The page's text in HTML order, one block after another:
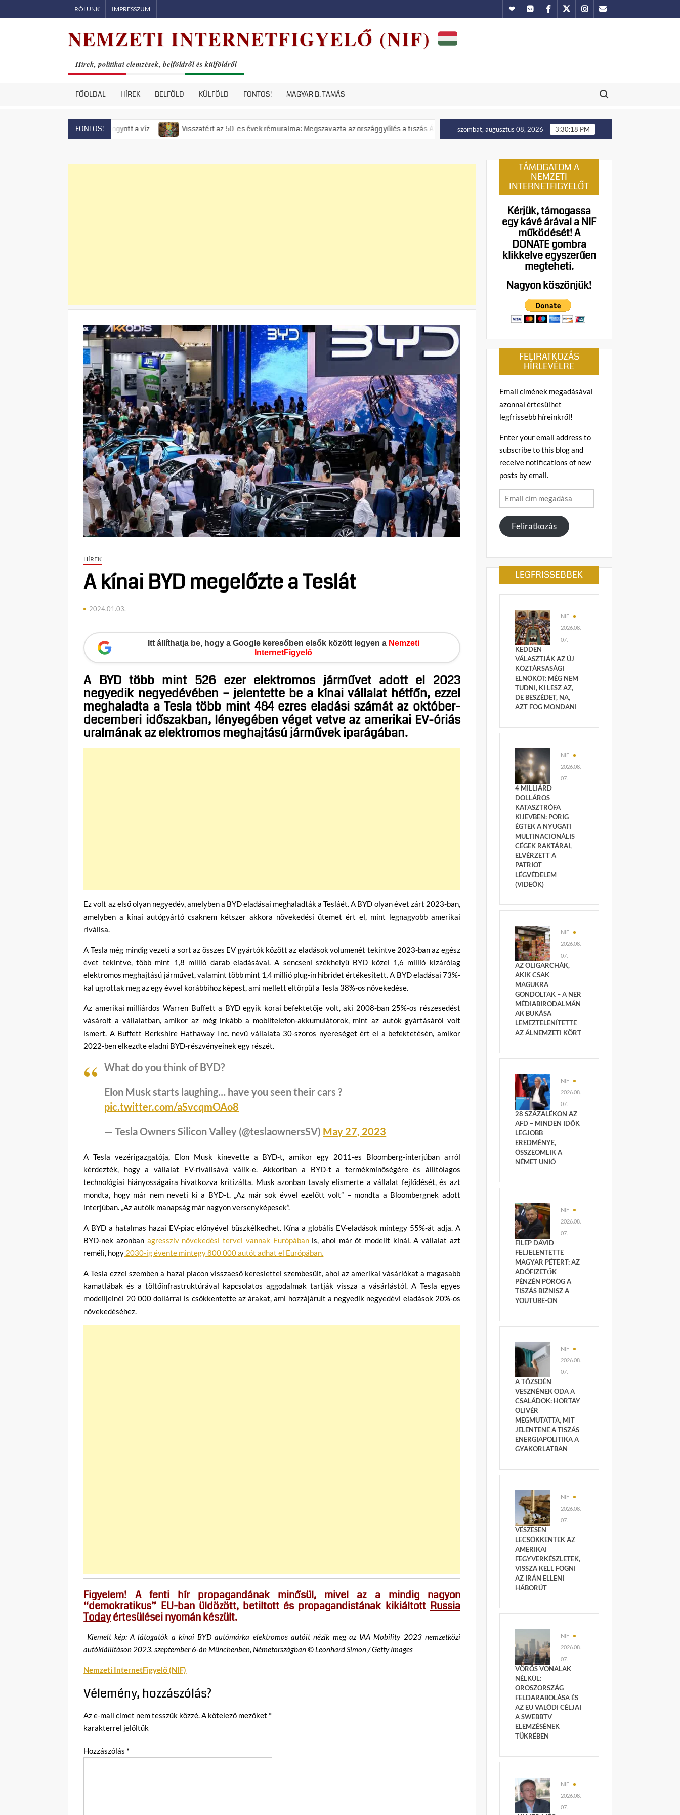
to
RÓLUNK IMPRESSZUM HundubVkontakte
Facebook
TwitterInstagram
Email
NEMZETI INTERNETFIGYELŐ (NIF)
Hírek, politikai elemzések, belföldről és külföldről
FŐOLDAL HÍREK BELFÖLD KÜLFÖLD FONTOS! MAGYAR B. TAMÁS
Search for:
FONTOS!
már el is fogyott a víz Visszatért az 50-es évek rémuralma: Megszavazta az országgyűlés a tiszás ÁVH felállítását! Putyin: Ukrajna nyugati területei előbb-utóbb visszakerülnek
szombat, augusztus 08, 2026 3:30:19 PM
HÍREK
A kínai BYD megelőzte a Teslát
2024.01.03.
Itt állíthatja be, hogy a Google keresőben elsők között legyen a Nemzeti
InternetFigyelő
A BYD több mint 526 ezer elektromos járművet adott el 2023
negyedik negyedévében – jelentette be a kínai vállalat hétfőn, ezzel
meghaladta a Tesla több mint 484 ezres eladási számát az október-
decemberi időszakban, lényegében véget vetve az amerikai EV-óriás
uralmának az elektromos meghajtású járművek iparágában.
Ez volt az első olyan negyedév, amelyben a BYD eladásai meghaladták a Tesláét. A BYD olyan évet zárt 2023-ban,
amelyben a kínai autógyártó csaknem kétszer akkora növekedési ütemet ért el, mint legnagyobb amerikai
riválisa.
A Tesla még mindig vezeti a sort az összes EV gyártók között az eladások volumenét tekintve 2023-ban az egész
évet tekintve, több mint 1,8 millió darab eladásával. A sencseni székhelyű BYD közel 1,6 millió kizárólag
elektromos meghajtású járművet, valamint több mint 1,4 millió plug-in hibridet értékesített. A BYD eladásai 73%-
kal ugrottak meg az egy évvel korábbihoz képest, ami mellett eltörpül a Tesla 38%-os növekedése.
Az amerikai milliárdos Warren Buffett a BYD egyik korai befektetője volt, aki 2008-ban 25%-os részesedést
vásárolt a vállalatban, amikor az még inkább a mobiltelefon-akkumulátorok, mint az autók gyártásáról volt
ismert. A Buffett Berkshire Hathaway Inc. nevű vállalata 30-szoros nyereséget ért el a befektetésén, amikor
2022-ben elkezdte eladni BYD-részvényeinek egy részét.
What do you think of BYD?
Elon Musk starts laughing… have you seen their cars ?
pic.twitter.com/aSvcqmOAo8
— Tesla Owners Silicon Valley (@teslaownersSV) May 27, 2023
A Tesla vezérigazgatója, Elon Musk kinevette a BYD-t, amikor egy 2011-es Bloomberg-interjúban arról
kérdezték, hogy a vállalat EV-riválisává válik-e. Akkoriban a BYD-t a termékminőségére és állítólagos
technológiai hiányosságaira hivatkozva kritizálta. Musk azonban tavaly elismerte a vállalat fejlődését, és azt
mondta, hogy már nem neveti ki a BYD-t. „Az már sok évvel ezelőtt volt” – mondta a Bloombergnek adott
interjúban. „Az autóik manapság már nagyon versenyképesek”.
A BYD a hatalmas hazai EV-piac előnyével büszkélkedhet. Kína a globális EV-eladások mintegy 55%-át adja. A
BYD-nek azonban agresszív növekedési tervei vannak Európábanis, ahol már öt modellt kínál. A vállalat azt
reméli, hogy 2030-ig évente mintegy 800 000 autót adhat el Európában.
A Tesla ezzel szemben a hazai piacon visszaeső kereslettel szembesült, ahol az amerikai vásárlókat a magasabb
kamatlábak és a töltőinfrastruktúrával kapcsolatos aggodalmak tartják vissza a vásárlástól. A Tesla egyes
modelljeinél 20 000 dollárral is csökkentette az árakat, ami hozzájárult a negyedik negyedévi eladások 20%-os
növekedéséhez.
Figyelem! A fenti hír propagandának minősül, mivel az a mindig nagyon
“demokratikus” EU-ban üldözött, betiltott és propagandistának kikiáltottRussia
Todayértesülései nyomán készült.
Kiemelt kép: A látogatók a kínai BYD autómárka elektromos autóit nézik meg az IAA Mobility 2023 nemzetközi
autókiállításon 2023. szeptember 6-án Münchenben, Németországban © Leonhard Simon / Getty Images
Nemzeti InternetFigyelő (NIF)
Vélemény, hozzászólás?
Az e-mail címet nem tesszük közzé.A kötelező mezőket *
karakterrel jelöltük
Hozzászólás *
TÁMOGATOM A
NEMZETI
INTERNETFIGYELŐT
Kérjük, támogassa
egy kávé árával a NIF
működését!A
DONATE gombra
klikkelve egyszerűen
megteheti.
Nagyon köszönjük!
FELIRATKOZÁS
HÍRLEVÉLRE
Email címének megadásával
azonnal értesülhet
legfrissebb híreinkről!
Enter your email address to
subscribe to this blog and
receive notifications of new
posts by email.
Email
cím
megadása
Feliratkozás
LEGFRISSEBBEK
NIF
2026.08.
07.
KEDDEN
VÁLASZTJÁK AZ ÚJ
KÖZTÁRSASÁGI
ELNÖKÖT: MÉG NEM
TUDNI, KI LESZ AZ,
DE BESZÉDET, NA,
AZT FOG MONDANI
NIF
2026.08.
07.
4 MILLIÁRD
DOLLÁROS
KATASZTRÓFA
KIJEVBEN: PORIG
ÉGTEK A NYUGATI
MULTINACIONÁLIS
CÉGEK RAKTÁRAI,
ELVÉRZETT A
PATRIOT
LÉGVÉDELEM
(VIDEÓK)
NIF
2026.08.
07.
AZ OLIGARCHÁK,
AKIK CSAK
MAGUKRA
GONDOLTAK – A NER
MÉDIABIRODALMÁN
AK BUKÁSA
LEMEZTELENÍTETTE
AZ ÁLNEMZETI KÖRT
NIF
2026.08.
07.
28 SZÁZALÉKON AZ
AFD – MINDEN IDŐK
LEGJOBB
EREDMÉNYE,
ÖSSZEOMLIK A
NÉMET UNIÓ
NIF
2026.08.
07.
FILEP DÁVID
FELJELENTETTE
MAGYAR PÉTERT: AZ
ADÓFIZETŐK
PÉNZÉN PÖRÖG A
TISZÁS BIZNISZ A
YOUTUBE-ON
NIF
2026.08.
07.
A TŐZSDÉN
VESZNÉNEK ODA A
CSALÁDOK: HORTAY
OLIVÉR
MEGMUTATTA, MIT
JELENTENE A TISZÁS
ENERGIAPOLITIKA A
GYAKORLATBAN
NIF
2026.08.
07.
VÉSZESEN
LECSÖKKENTEK AZ
AMERIKAI
FEGYVERKÉSZLETEK,
VISSZA KELL FOGNI
AZ IRÁN ELLENI
HÁBORÚT
NIF
2026.08.
07.
VÖRÖS VONALAK
NÉLKÜL:
OROSZORSZÁG
FELDARABOLÁSA ÉS
AZ EU VALÓDI CÉLJAI
A SWEBBTV
ELEMZÉSÉNEK
TÜKRÉBEN
NIF
2026.08.
07.